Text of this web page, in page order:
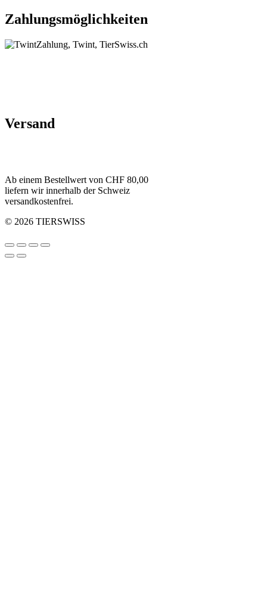
Zahlungsmöglichkeiten
Versand
Ab einem Bestellwert von CHF 80,00
liefern wir innerhalb der Schweiz
versandkostenfrei.
© 2026 TIERSWISS